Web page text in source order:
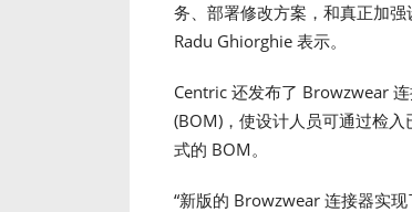
务、部署修改方案，和真正加
Radu Ghiorghie 表示。
Centric 还发布了 Browzwear
(BOM)，使设计人员可通过检
式的 BOM。
“新版的 Browzwear 连接器实